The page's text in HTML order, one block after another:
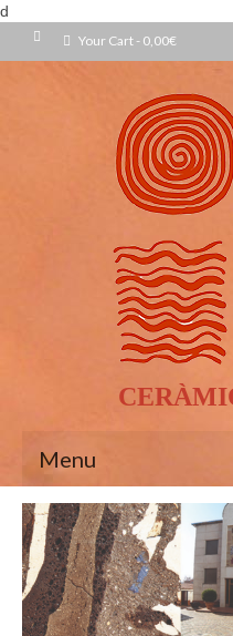
d
Your Cart - 0,00€
Menu
INICI
QUI SOM
GALERIA D’IMATGES